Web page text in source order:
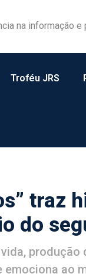
na informação
Troféu JRS
traz
do
produção
emociona ao